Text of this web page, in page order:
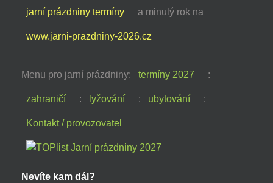
jarní prázdniny termíny a minulý rok na
www.jarni-prazdniny-2026.cz
Menu pro jarní prázdniny: termíny 2027 :
zahraničí : lyžování : ubytování :
Kontakt / provozovatel
Nevíte kam dál?